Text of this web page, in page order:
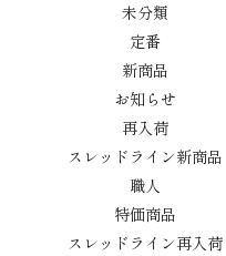
未分類
定番
新商品
お知らせ
再入荷
スレッドライン新商品
職人
特価商品
スレッドライン再入荷